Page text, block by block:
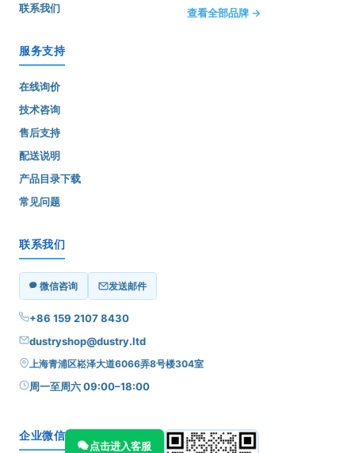
联系我们
查看全部品牌 →
服务支持
在线询价
技术咨询
售后支持
配送说明
产品目录下载
常见问题
联系我们
微信咨询 发送邮件
+86 159 2107 8430
dustryshop@dustry.ltd
上海青浦区崧泽大道6066弄8号楼304室
周一至周六 09:00–18:00
企业微信
点击进入客服